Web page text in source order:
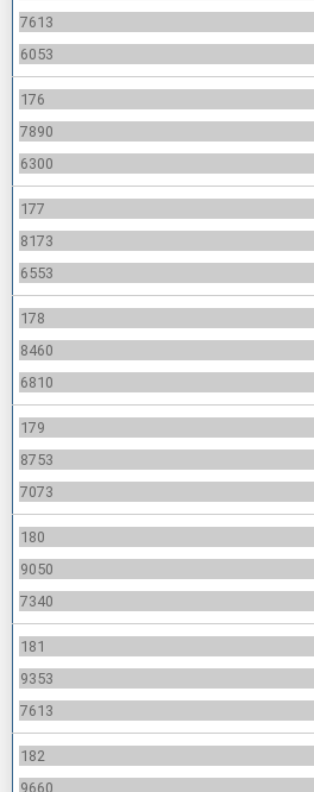
7613
6053
176
7890
6300
177
8173
6553
178
8460
6810
179
8753
7073
180
9050
7340
181
9353
7613
182
9660